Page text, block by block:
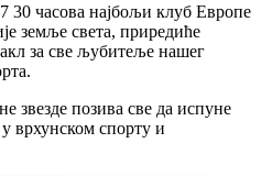
30 часова најбољи клуб Европе
земље света, приредиће
за све љубитеље нашег
звезде позива све да испуне
врхунском спорту и